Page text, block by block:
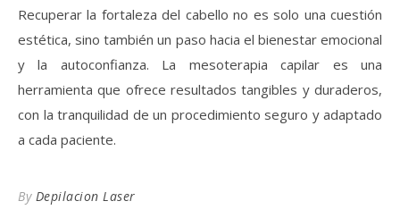
Recuperar la fortaleza del cabello no es solo una cuestión
estética, sino también un paso hacia el bienestar emocional
y la autoconfianza. La mesoterapia capilar es una
herramienta que ofrece resultados tangibles y duraderos,
con la tranquilidad de un procedimiento seguro y adaptado
a cada paciente.
By Depilacion Laser